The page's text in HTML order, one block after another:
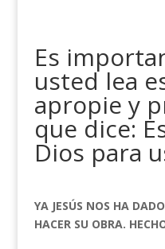
Es
usted lea
apropie y
que dice:
Dios para
YA JESÚS NOS HA
HACER SU OBRA.